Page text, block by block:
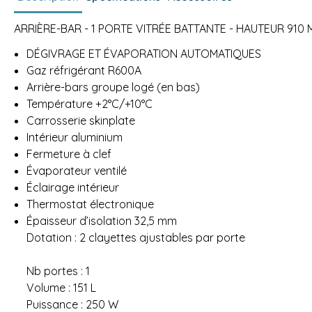
ARRIÈRE-BAR - 1 PORTE VITRÉE BATTANTE - HAUTEUR 910
DÉGIVRAGE ET ÉVAPORATION AUTOMATIQUES
Gaz réfrigérant R600A
Arrière-bars groupe logé (en bas)
Température +2°C/+10°C
Carrosserie skinplate
Intérieur aluminium
Fermeture à clef
Évaporateur ventilé
Éclairage intérieur
Thermostat électronique
Épaisseur d’isolation 32,5 mm
Dotation : 2 clayettes ajustables par porte
Nb portes : 1
Volume : 151 L
Puissance : 250 W